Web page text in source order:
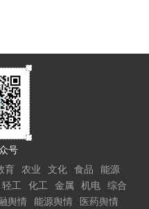
号
育 农业 文化 食品
能源
轻工 化工 金属 机电
综合
舆情 能源舆情 医药舆情